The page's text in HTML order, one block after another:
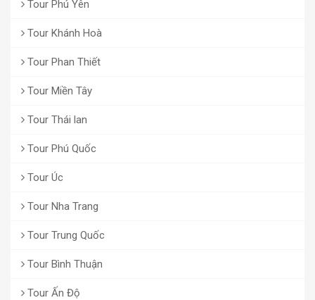
Tour Phú Yên
Tour Khánh Hoà
Tour Phan Thiết
Tour Miền Tây
Tour Thái lan
Tour Phú Quốc
Tour Úc
Tour Nha Trang
Tour Trung Quốc
Tour Bình Thuận
Tour Ấn Độ